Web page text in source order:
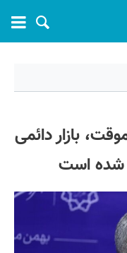
بازار دائمی
شده است